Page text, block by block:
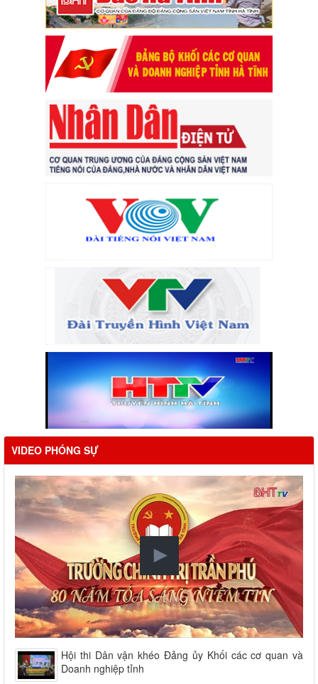
VIDEO PHÓNG SỰ
Hội thi Dân vận khéo Đảng ủy Khối các cơ quan và
Doanh nghiệp tỉnh